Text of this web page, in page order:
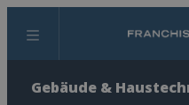
Menü
Gebäude &